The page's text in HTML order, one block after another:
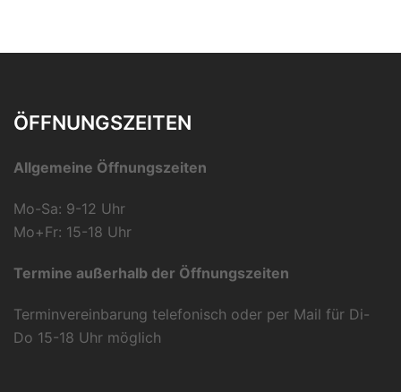
ÖFFNUNGSZEITEN
Allgemeine Öffnungszeiten
Mo-Sa: 9-12 Uhr
Mo+Fr: 15-18 Uhr
Termine außerhalb der Öffnungszeiten
Terminvereinbarung telefonisch oder per Mail für Di-
Do 15-18 Uhr möglich